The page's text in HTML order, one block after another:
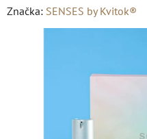
hodnotenie
produktu
Značka: SENSES by Kvitok®